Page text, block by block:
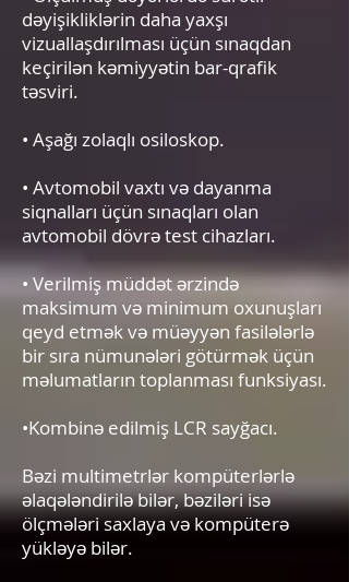
dəyişikliklərin daha yaxşı
vizuallaşdırılması üçün sınaqdan
keçirilən kəmiyyətin bar-qrafik
təsviri.
• Aşağı zolaqlı osiloskop.
• Avtomobil vaxtı və dayanma
siqnalları üçün sınaqları olan
avtomobil dövrə test cihazları.
• Verilmiş müddət ərzində
maksimum və minimum oxunuşları
qeyd etmək və müəyyən fasilələrlə
bir sıra nümunələri götürmək üçün
məlumatların toplanması funksiyası.
•Kombinə edilmiş LCR sayğacı.
Bəzi multimetrlər kompüterlərlə
əlaqələndirilə bilər, bəziləri isə
ölçmələri saxlaya və kompüterə
yükləyə bilər.